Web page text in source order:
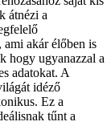
átnézi a
ami akár élőben is
hogy ugyanazzal a
adatokat. A
idéző
Ez a
tűnt a